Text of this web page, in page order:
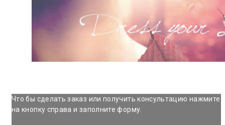
Что бы сделать заказ или получить консультацию нажмите
на кнопку справа и заполните форму.